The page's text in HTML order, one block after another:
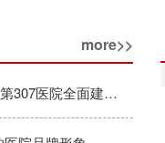
more>>
创新路上“腾飞梦”解放军第307医院全面建设续写辉煌巡礼